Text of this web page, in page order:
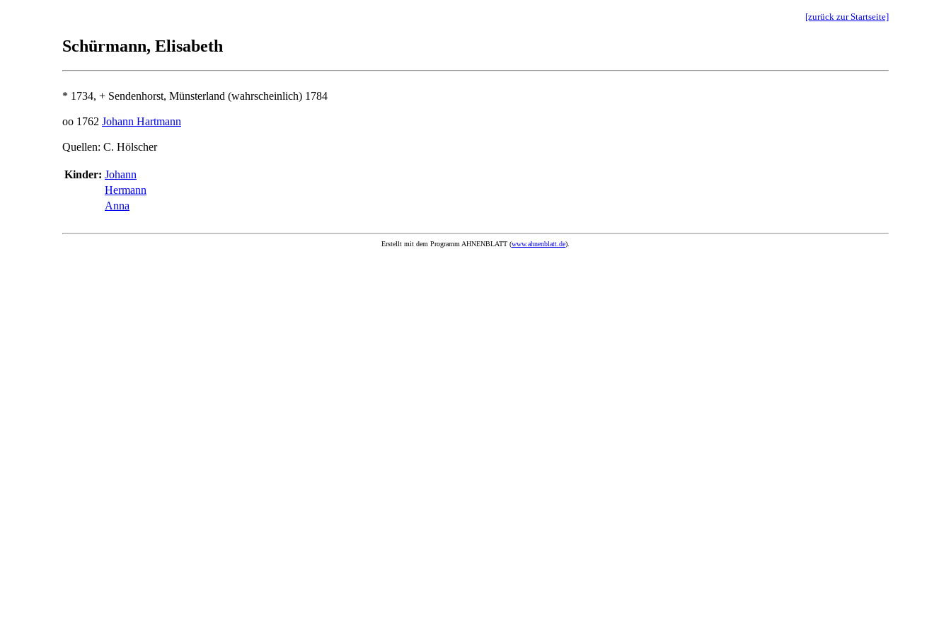
[zurück zur Startseite]
Schürmann, Elisabeth
* 1734, + Sendenhorst, Münsterland (wahrscheinlich) 1784
oo 1762 Johann Hartmann
Quellen: C. Hölscher
Kinder: Johann
Hermann
Anna
Erstellt mit dem Programm AHNENBLATT (www.ahnenblatt.de).